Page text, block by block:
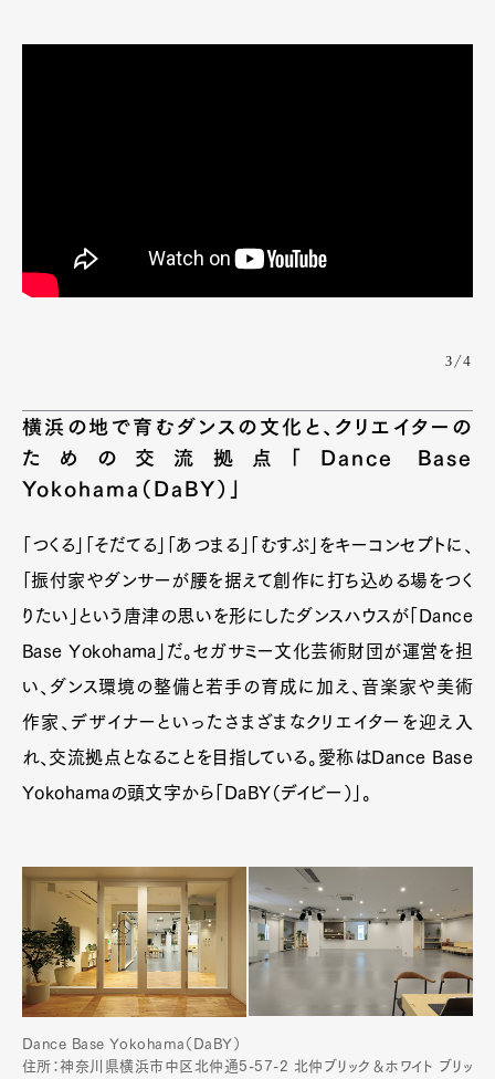
Contact
3/4
横浜の地で育むダンスの文化と、クリエイターの
ための交流拠点「
Dance Base
Yokohama（DaBY）」
「つくる」「そだてる」「あつまる」「むすぶ」をキーコンセプトに、
「振付家やダンサーが腰を据えて創作に打ち込める場をつく
りたい」という唐津の思いを形にしたダンスハウスが「Dance
Base Yokohama」だ。セガサミー文化芸術財団が運営を担
い、ダンス環境の整備と若手の育成に加え、音楽家や美術
作家、デザイナーといったさまざまなクリエイターを迎え入
れ、交流拠点となることを目指している。愛称はDance Base
Yokohamaの頭文字から「DaBY（デイビー）」。
Dance Base Yokohama（DaBY）
住所：神奈川県横浜市中区北仲通5-57-2 北仲ブリック＆ホワイト ブリッ